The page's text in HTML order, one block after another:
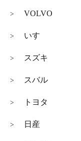
> VOLVO
> いすゞ
> スズキ
> スバル
> トヨタ
> 日産